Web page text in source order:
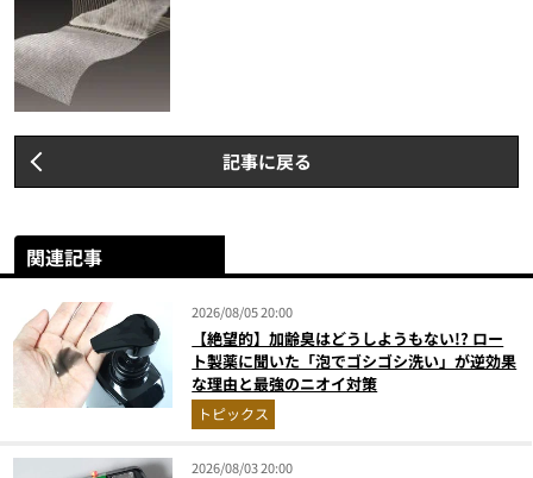
記事に戻る
関連記事
2026/08/05 20:00
【絶望的】加齢臭はどうしようもない!? ロー
ト製薬に聞いた「泡でゴシゴシ洗い」が逆効果
な理由と最強のニオイ対策
トピックス
2026/08/03 20:00